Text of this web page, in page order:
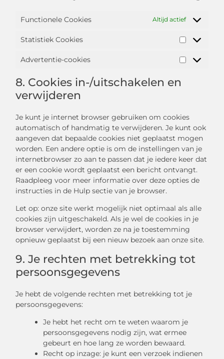
Functionele Cookies Altijd actief
Statistiek Cookies
Advertentie-cookies
8. Cookies in-/uitschakelen en
verwijderen
Je kunt je internet browser gebruiken om cookies
automatisch of handmatig te verwijderen. Je kunt ook
aangeven dat bepaalde cookies niet geplaatst mogen
worden. Een andere optie is om de instellingen van je
internetbrowser zo aan te passen dat je iedere keer dat
er een cookie wordt geplaatst een bericht ontvangt.
Raadpleeg voor meer informatie over deze opties de
instructies in de Hulp sectie van je browser.
Let op: onze site werkt mogelijk niet optimaal als alle
cookies zijn uitgeschakeld. Als je wel de cookies in je
browser verwijdert, worden ze na je toestemming
opnieuw geplaatst bij een nieuw bezoek aan onze site.
9. Je rechten met betrekking tot
persoonsgegevens
Je hebt de volgende rechten met betrekking tot je
persoonsgegevens:
Je hebt het recht om te weten waarom je
persoonsgegevens nodig zijn, wat ermee
gebeurt en hoe lang ze worden bewaard.
Recht op inzage: je kunt een verzoek indienen